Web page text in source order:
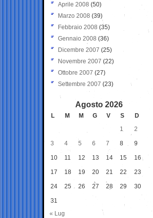
Aprile 2008 (50)
Marzo 2008 (39)
Febbraio 2008 (35)
Gennaio 2008 (36)
Dicembre 2007 (25)
Novembre 2007 (22)
Ottobre 2007 (27)
Settembre 2007 (23)
Agosto 2026
L M M G V S
D
1
2
3 4 5 6 7 8 9
10 11 12 13 14 15 16
17 18 19 20 21 22 23
24 25 26 27 28 29 30
31
« Lug